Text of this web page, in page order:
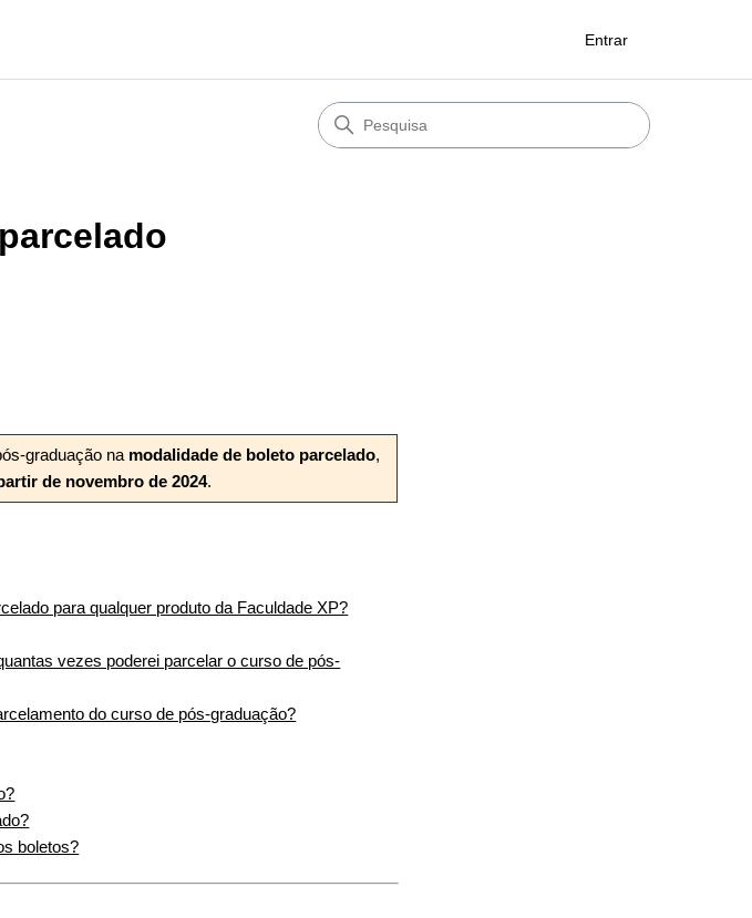
Entrar
graduação na modalidade de boleto parcelado,
de novembro de 2024.
para qualquer produto da Faculdade XP?
vezes poderei parcelar o curso de pós-
do curso de pós-graduação?
boletos?